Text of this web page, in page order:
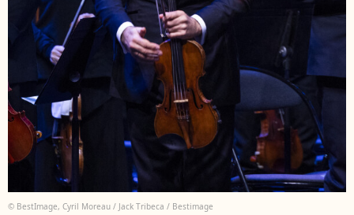
© BestImage, Cyril Moreau / Jack Tribeca / Bestimage